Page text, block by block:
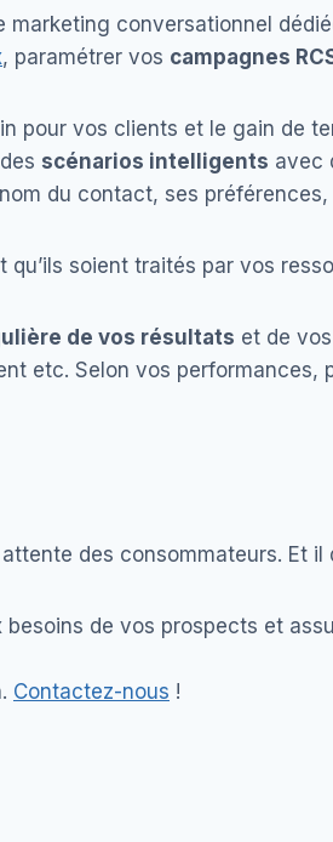
marketing conversationnel
, paramétrer vos campagnes
pour vos clients et le gain de
scénarios intelligents avec
du contact, ses
soient traités par vos
de vos résultats et de
etc. Selon vos performances,
des consommateurs. Et
besoins de vos prospects et
Contactez-nous !